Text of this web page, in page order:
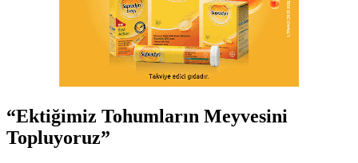
“Ektiğimiz Tohumların Meyvesini
Topluyoruz”